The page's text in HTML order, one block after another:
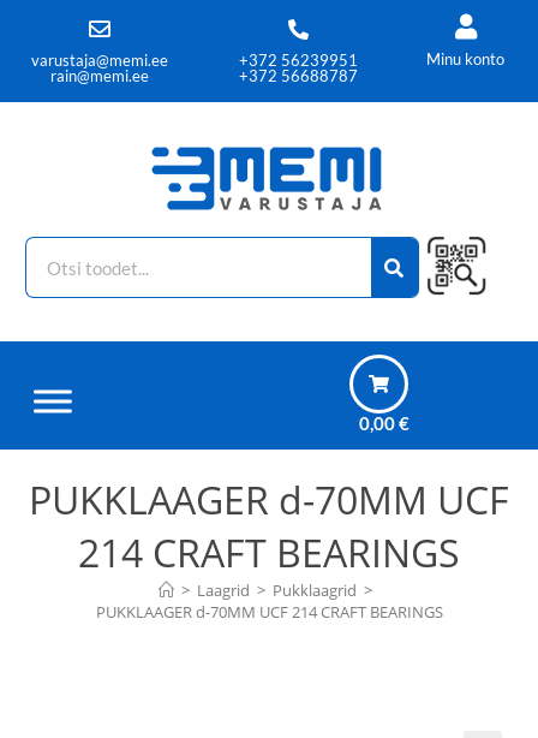
varustaja@memi.ee
rain@memi.ee
+372 56239951
+372 56688787
Minu konto
0,00€
PUKKLAAGER d-70MM UCF
214 CRAFT BEARINGS
> Laagrid > Pukklaagrid >
PUKKLAAGER d-70MM UCF 214 CRAFT BEARINGS